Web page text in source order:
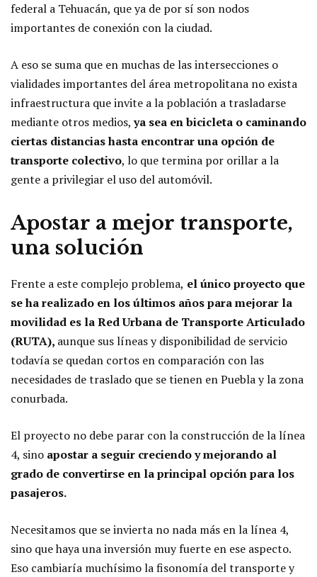
federal a Tehuacán, que ya de por sí son nodos
importantes de conexión con la ciudad.
A eso se suma que en muchas de las intersecciones o
vialidades importantes del área metropolitana no exista
infraestructura que invite a la población a trasladarse
mediante otros medios,ya sea en bicicleta o caminando
ciertas distancias hasta encontrar una opción de
transporte colectivo, lo que termina por orillar a la
gente a privilegiar el uso del automóvil.
Apostar a mejor transporte,
una solución
Frente a este complejo problema, el único proyecto que
se ha realizado en los últimos años para mejorar la
movilidad es la Red Urbana de Transporte Articulado
(RUTA), aunque sus líneas y disponibilidad de servicio
todavía se quedan cortos en comparación con las
necesidades de traslado que se tienen en Puebla y la zona
conurbada.
El proyecto no debe parar con la construcción de la línea
4, sino apostar a seguir creciendo y mejorando al
grado de convertirse en la principal opción para los
pasajeros.
Necesitamos que se invierta no nada más en la línea 4,
sino que haya una inversión muy fuerte en ese aspecto.
Eso cambiaría muchísimo la fisonomía del transporte y